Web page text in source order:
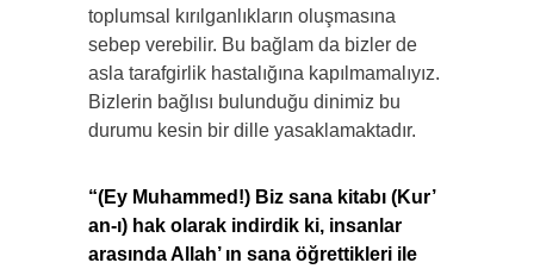
toplumsal kırılganlıkların oluşmasına
sebep verebilir. Bu bağlam da bizler de
asla tarafgirlik hastalığına kapılmamalıyız.
Bizlerin bağlısı bulunduğu dinimiz bu
durumu kesin bir dille yasaklamaktadır.
“(Ey Muhammed!) Biz sana kitabı (Kur’
an-ı) hak olarak indirdik ki, insanlar
arasında Allah’ ın sana öğrettikleri ile